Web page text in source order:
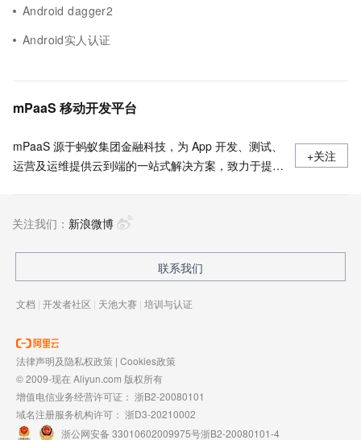
Android dagger2
Android实人认证
mPaaS 移动开发平台
mPaaS 源于蚂蚁集团金融科技，为 App 开发、测试、
运营及运维提供云到端的一站式解决方案，致力于提供
https://www.aliyun.com/product/mobilepaas/mpaas
+关注
关注我们： 新浪微博
联系我们
文档 | 开发者社区 | 天池大赛 | 培训与认证
法律声明及隐私权政策 | Cookies政策
© 2009-现在 Aliyun.com 版权所有
增值电信业务经营许可证： 浙B2-20080101
域名注册服务机构许可： 浙D3-20210002
浙公网安备 33010602009975号浙B2-20080101-4